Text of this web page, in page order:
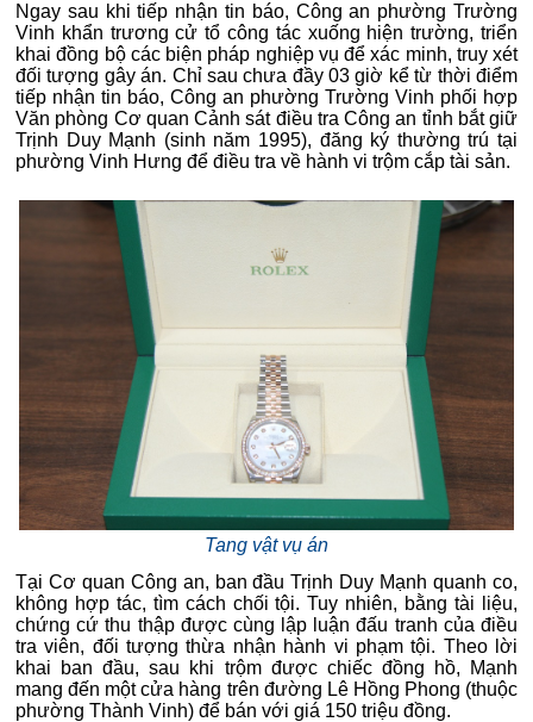
Ngay sau khi tiếp nhận tin báo, Công an phường Trường
Vinh khẩn trương cử tổ công tác xuống hiện trường, triển
khai đồng bộ các biện pháp nghiệp vụ để xác minh, truy xét
đối tượng gây án. Chỉ sau chưa đầy 03 giờ kể từ thời điểm
tiếp nhận tin báo, Công an phường Trường Vinh phối hợp
Văn phòng Cơ quan Cảnh sát điều tra Công an tỉnh bắt giữ
Trịnh Duy Mạnh (sinh năm 1995), đăng ký thường trú tại
phường Vinh Hưng để điều tra về hành vi trộm cắp tài sản.
Tang vật vụ án
Tại Cơ quan Công an, ban đầu Trịnh Duy Mạnh quanh co,
không hợp tác, tìm cách chối tội. Tuy nhiên, bằng tài liệu,
chứng cứ thu thập được cùng lập luận đấu tranh của điều
tra viên, đối tượng thừa nhận hành vi phạm tội. Theo lời
khai ban đầu, sau khi trộm được chiếc đồng hồ, Mạnh
mang đến một cửa hàng trên đường Lê Hồng Phong (thuộc
phường Thành Vinh) để bán với giá 150 triệu đồng.